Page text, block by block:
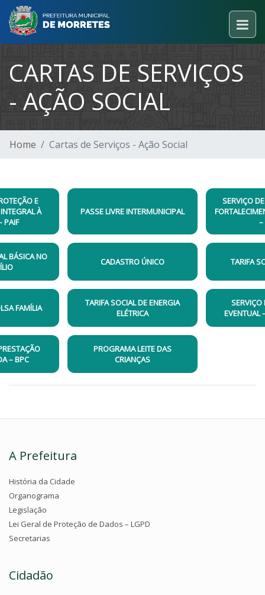
CARTAS DE SERVIÇOS
- AÇÃO SOCIAL
Home Cartas de Serviços - Ação Social
E
À
PAIF
PASSE LIVRE INTERMUNICIPAL
SERVIÇO
–
BÁSICA NO
CADASTRO ÚNICO TARIFA
FAMÍLIA
TARIFA SOCIAL DE ENERGIA
ELÉTRICA
SERVIÇO
EVENTUAL
– BPC
PROGRAMA LEITE DAS
CRIANÇAS
A Prefeitura
História da Cidade
Organograma
Legislação
Lei Geral de Proteção de Dados – LGPD
Secretarias
Cidadão